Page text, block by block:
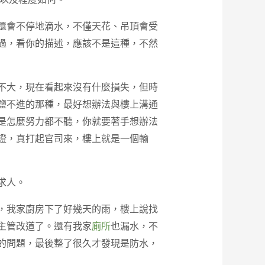
會不停地滴水，不僅天花、吊頂會受
，看你的描述，應該不是這種，不然
大，現在看起來沒有什麼損失，但時
不進的那種，最好想辦法與樓上溝通
怎麼努力都不聽，你就要著手想辦法
，真打起官司來，樓上就是一個輸
人。
我家廚房下了好幾天的雨，樓上說找
管改道了。還有我家廁所也漏水，不
題，最後整了很久才發現是防水，